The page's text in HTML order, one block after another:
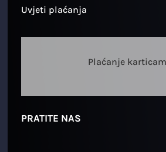
Uvjeti plaćanja
Plaćanje
PRATITE NAS